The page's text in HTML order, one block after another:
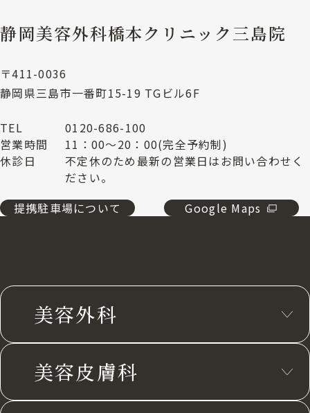
静岡美容外科橋本クリニック三島院
〒411-0036
静岡県三島市一番町15-19 TGビル6F
TEL
0120-686-100
営業時間
11：00～20：00(完全予約制)
休診日
不定休のため最新の営業日はお問い合わせく
ださい。
提携駐車場について
Google Maps
美容外科
美容皮膚科